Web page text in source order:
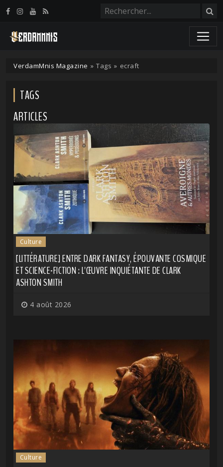
VerdamMnis Magazine » Tags » ecraft
TAGS
ARTICLES
Culture
[LITTÉRATURE] ENTRE DARK FANTASY, ÉPOUVANTE COSMIQUE
ET SCIENCE-FICTION : L'ŒUVRE INQUIÉTANTE DE CLARK
ASHTON SMITH
4 août 2026
Culture
Panneau de gestion des cookies